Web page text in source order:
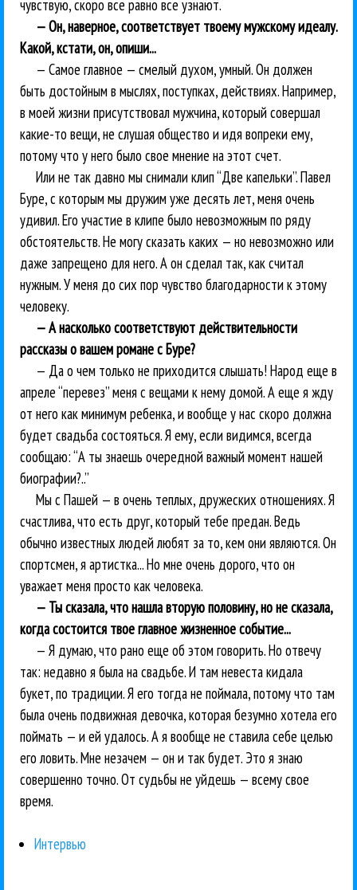
чувствую, скоро все равно все узнают.
— Он, наверное, соответствует твоему мужскому идеалу.
Какой, кстати, он, опиши...
— Самое главное — смелый духом, умный. Он должен
быть достойным в мыслях, поступках, действиях. Например,
в моей жизни присутствовал мужчина, который совершал
какие-то вещи, не слушая общество и идя вопреки ему,
потому что у него было свое мнение на этот счет.
Или не так давно мы снимали клип “Две капельки”. Павел
Буре, с которым мы дружим уже десять лет, меня очень
удивил. Его участие в клипе было невозможным по ряду
обстоятельств. Не могу сказать каких — но невозможно или
даже запрещено для него. А он сделал так, как считал
нужным. У меня до сих пор чувство благодарности к этому
человеку.
— А насколько соответствуют действительности
рассказы о вашем романе с Буре?
— Да о чем только не приходится слышать! Народ еще в
апреле “перевез” меня с вещами к нему домой. А еще я жду
от него как минимум ребенка, и вообще у нас скоро должна
будет свадьба состояться. Я ему, если видимся, всегда
сообщаю: “А ты знаешь очередной важный момент нашей
биографии?..”
Мы с Пашей — в очень теплых, дружеских отношениях. Я
счастлива, что есть друг, который тебе предан. Ведь
обычно известных людей любят за то, кем они являются. Он
спортсмен, я артистка... Но мне очень дорого, что он
уважает меня просто как человека.
— Ты сказала, что нашла вторую половину, но не сказала,
когда состоится твое главное жизненное событие...
— Я думаю, что рано еще об этом говорить. Но отвечу
так: недавно я была на свадьбе. И там невеста кидала
букет, по традиции. Я его тогда не поймала, потому что там
была очень подвижная девочка, которая безумно хотела его
поймать — и ей удалось. А я вообще не ставила себе целью
его ловить. Мне незачем — он и так будет. Это я знаю
совершенно точно. От судьбы не уйдешь — всему свое
время.
Интервью